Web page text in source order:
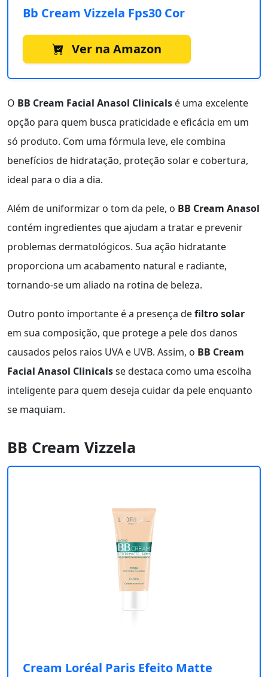
Bb Cream Vizzela Fps30 Cor
Ver na Amazon
O BB Cream Facial Anasol Clinicals é uma excelente
opção para quem busca praticidade e eficácia em um
só produto. Com uma fórmula leve, ele combina
benefícios de hidratação, proteção solar e cobertura,
ideal para o dia a dia.
Além de uniformizar o tom da pele, o BB Cream Anasol
contém ingredientes que ajudam a tratar e prevenir
problemas dermatológicos. Sua ação hidratante
proporciona um acabamento natural e radiante,
tornando-se um aliado na rotina de beleza.
Outro ponto importante é a presença defiltro solar
em sua composição, que protege a pele dos danos
causados pelos raios UVA e UVB. Assim, o BB Cream
Facial Anasol Clinicalsse destaca como uma escolha
inteligente para quem deseja cuidar da pele enquanto
se maquiam.
BB Cream Vizzela
Cream Loréal Paris Efeito Matte